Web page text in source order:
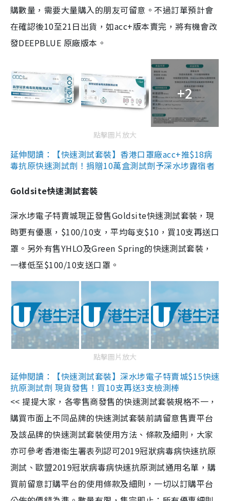
購數量，需要大量購入的朋友可留意。不過訂單預計會
在確認後10至21日出貨，如acc+版本賣完，將有機會改
發DEEPBLUE 原廠版本。
+2
點擊圖片放大
延伸閱讀：【快速測試套裝】香港口罩廠acc+推$18病
毒抗原快速測試劑！捐贈10萬盒測試劑予深水埗露宿者
Goldsite快速測試套裝
深水埗電子特賣城現正發售Goldsite快速測試套裝，現
時更有優惠，$100/10支，平均每支$10，買10支再送口
罩。另外有售YHLO及Green Spring的快速測試套裝，
一樣低至$100/10支送口罩。
點擊圖片放大
延伸閱讀：【快速測試套裝】深水埗電子特賣城$15快速
抗原測試劑 現貨發售！買10支再送3支檢測棒
<< 提提大家，各零售商發售的快速測試套裝規格不一，
購買市面上不同品牌的快速測試套裝前請留意售賣平台
及該品牌的快速測試套裝使用方法、條款及細則，大家
亦可參考香港衞生署表列認可2019冠狀病毒病快速抗原
測試、歐盟2019冠狀病毒病快速抗原測試通用名單，購
買前留意訂購平台的使用條款及細則，一切以訂購平台